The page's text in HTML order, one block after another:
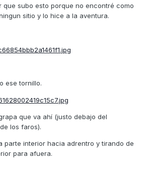
que subo esto porque no encontré como
sitio y lo hice a la aventura.
ese tornillo.
que va ahí (justo debajo del
los faros).
parte interior hacia adrentro y tirando de
para afuera.